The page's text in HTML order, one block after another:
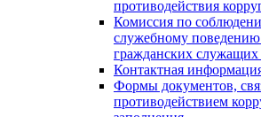
противодействия
Комиссия по
служебному поведению
гражданских служащих
Контактная
Формы документов,
противодействием